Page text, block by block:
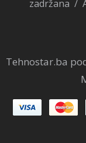
zadržana /
Tehnostar.ba